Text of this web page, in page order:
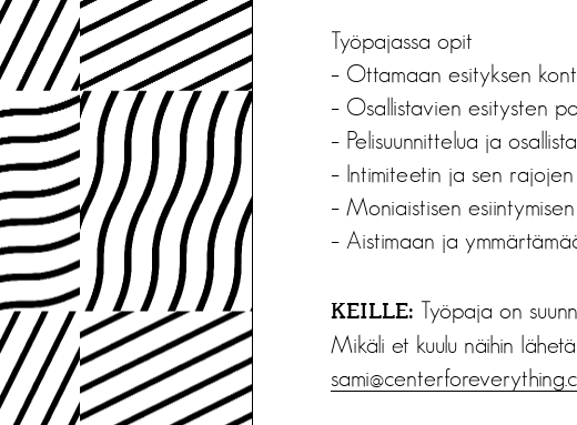
Työpajassa opit
– Ottamaan esityksen
– Osallistavien esitysten
– Pelisuunnittelua ja
– Intimiteetin ja sen
– Moniaistisen
– Aistimaan ja
KEILLE: Työpaja on
Mikäli et kuulu näihin